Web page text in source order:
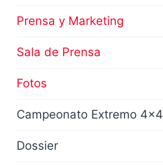
Prensa y Marketing
Sala de Prensa
Fotos
Campeonato Extremo 4×4
Dossier